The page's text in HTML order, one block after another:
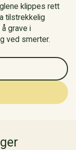
klippes rett
tilstrekkelig
grave i
ved smerter.